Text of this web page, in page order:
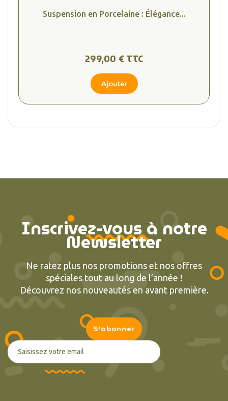
Suspension en Porcelaine : Élégance...
299,00 € TTC
Ajouter
Inscrivez-vous à notre
Newsletter
Ne ratez plus nos promotions et nos offres
spéciales tout au long de l’année !
Découvrez nos nouveautés en avant première.